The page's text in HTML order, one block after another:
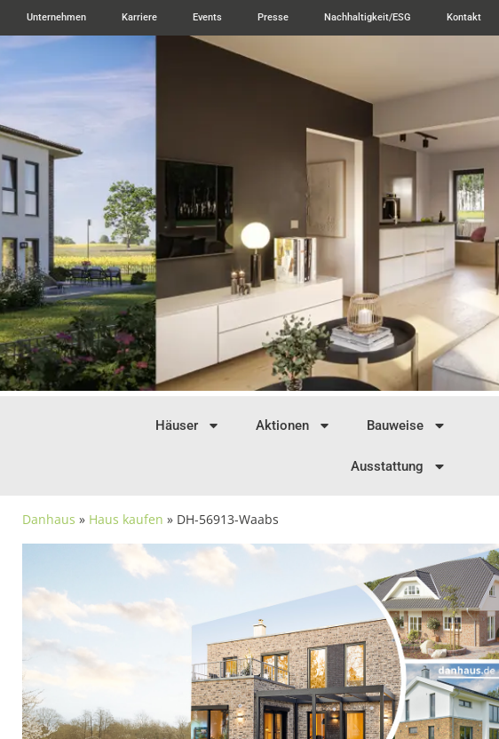
Unternehmen Karriere Events Presse Nachhaltigkeit/ESG Kontakt
Häuser Aktionen Bauweise
Ausstattung
Danhaus » Haus kaufen » DH-56913-Waabs